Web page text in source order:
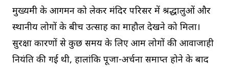
मुख्यमंत्री के आगमन को लेकर मंदिर परिसर में श्रद्धालुओं और
स्थानीय लोगों के बीच उत्साह का माहौल देखने को मिला।
सुरक्षा कारणों से कुछ समय के लिए आम लोगों की आवाजाही
नियंत्रित की गई थी, हालांकि पूजा-अर्चना समाप्त होने के बाद